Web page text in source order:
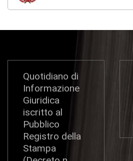
Quotidiano di
Informazione
Giuridica
iscritto al
Pubblico
Registro della
Stampa